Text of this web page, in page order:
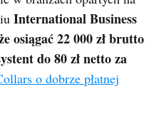
International Business
osiągać 22 000 zł brutto
do 80 zł netto za
o dobrze płatnej